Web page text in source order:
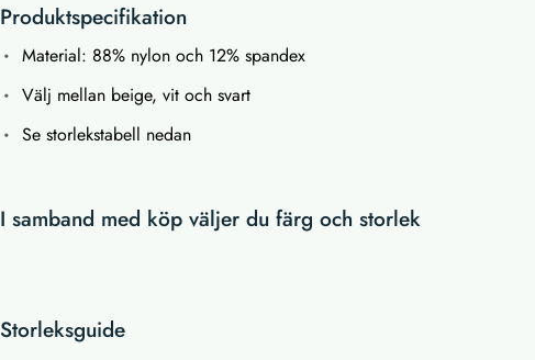
Produktspecifikation
Material: 88% nylon och 12% spandex
Välj mellan beige, vit och svart
Se storlekstabell nedan
I samband med köp väljer du färg och storlek
Storleksguide